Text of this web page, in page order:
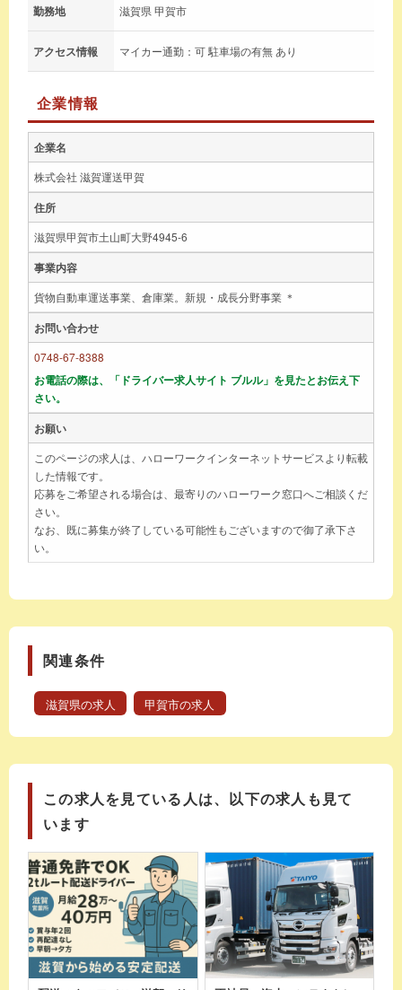
勤務地 滋賀県 甲賀市
アクセス情報 マイカー通勤：可 駐車場の有無 あり
企業情報
企業名
株式会社 滋賀運送甲賀
住所
滋賀県甲賀市土山町大野4945-6
事業内容
貨物自動車運送事業、倉庫業。新規・成長分野事業 ＊
お問い合わせ
0748-67-8388
お電話の際は、「ドライバー求人サイト ブルル」を見たとお伝え下
さい。
お願い
このページの求人は、ハローワークインターネットサービスより転載
した情報です。
応募をご希望される場合は、最寄りのハローワーク窓口へご相談くだ
さい。
なお、既に募集が終了している可能性もございますので御了承下さ
い。
関連条件
滋賀県の求人 甲賀市の求人
この求人を見ている人は、以下の求人も見て
います